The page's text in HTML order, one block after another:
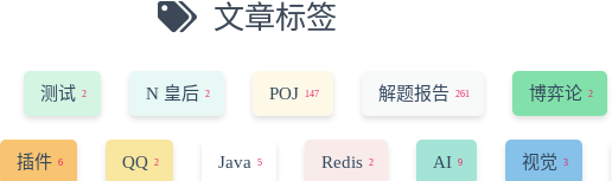
文章标签
测试 2 N 皇后 2 POJ 147 解题报告 261 博弈论 2
插件 6 QQ 2 Java 5 Redis 2 AI 9 视觉 3